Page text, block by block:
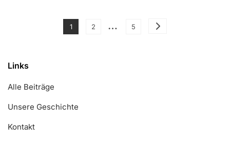
Posts
Page
1 Page
2 … Page
5
Links
Alle Beiträge
Unsere Geschichte
Kontakt